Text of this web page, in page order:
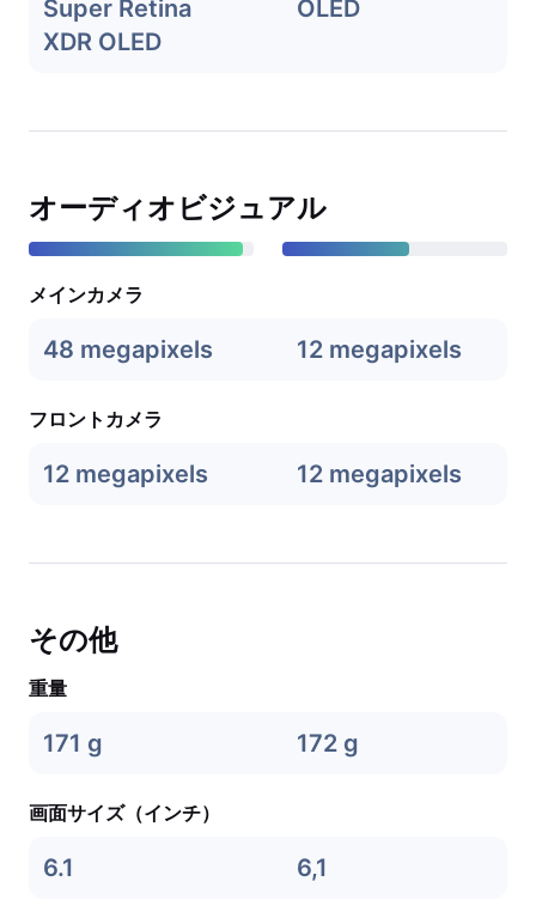
Super Retina
XDR OLED
OLED
オーディオビジュアル
メインカメラ
48 megapixels 12 megapixels
フロントカメラ
12 megapixels 12 megapixels
その他
重量
171 g 172 g
画面サイズ（インチ）
6.1 6,1